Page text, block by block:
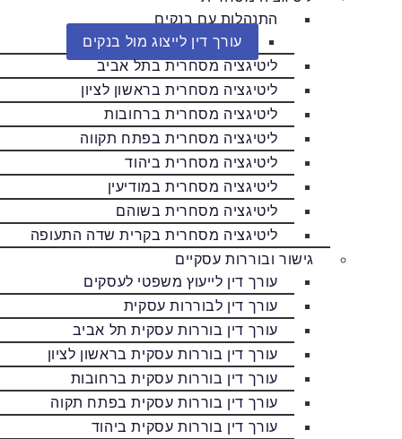
התנהלות עם בנקים
עורך דין לייצוג מול בנקים
ליטיגציה מסחרית בתל אביב
ליטיגציה מסחרית בראשון לציון
ליטיגציה מסחרית ברחובות
ליטיגציה מסחרית בפתח תקווה
ליטיגציה מסחרית ביהוד
ליטיגציה מסחרית במודיעין
ליטיגציה מסחרית בשוהם
ליטיגציה מסחרית בקרית שדה התעופה
גישור ובוררות עסקיים
עורך דין לייעוץ משפטי לעסקים
עורך דין לבוררות עסקית
עורך דין בוררות עסקית תל אביב
עורך דין בוררות עסקית בראשון לציון
עורך דין בוררות עסקית ברחובות
עורך דין בוררות עסקית בפתח תקוה
עורך דין בוררות עסקית ביהוד